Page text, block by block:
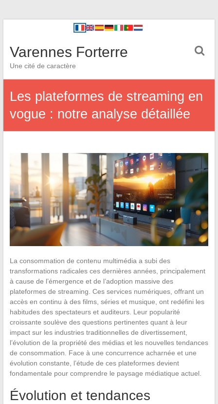
Varennes Forterre
Une cité de caractère
Les plateformes de streaming en
vogue : notre analyse détaillée
La consommation de contenu multimédia a subi des
transformations radicales ces dernières années, principalement
à cause de l’émergence et de l’adoption massive des
plateformes de streaming. Ces services numériques, offrant un
accès en continu à des films, séries et musique, ont redéfini les
habitudes des spectateurs et auditeurs. Leur popularité
croissante soulève des questions pertinentes quant à leur
impact sur les industries traditionnelles de divertissement,
l’évolution de la propriété des médias et les nouvelles tendances
de consommation. Face à une concurrence acharnée et une
évolution constante, l’étude de ces plateformes devient
fondamentale pour comprendre le paysage médiatique actuel.
Évolution et tendances